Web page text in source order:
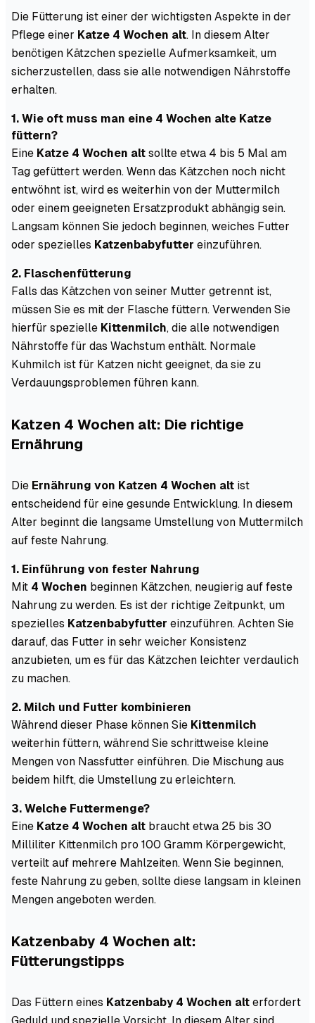
Die Fütterung ist einer der wichtigsten Aspekte in der
Pflege einer Katze 4 Wochen alt. In diesem Alter
benötigen Kätzchen spezielle Aufmerksamkeit, um
sicherzustellen, dass sie alle notwendigen Nährstoffe
erhalten.
1. Wie oft muss man eine 4 Wochen alte Katze
füttern?
Eine Katze 4 Wochen alt sollte etwa 4 bis 5 Mal am
Tag gefüttert werden. Wenn das Kätzchen noch nicht
entwöhnt ist, wird es weiterhin von der Muttermilch
oder einem geeigneten Ersatzprodukt abhängig sein.
Langsam können Sie jedoch beginnen, weiches Futter
oder spezielles Katzenbabyfutter einzuführen.
2. Flaschenfütterung
Falls das Kätzchen von seiner Mutter getrennt ist,
müssen Sie es mit der Flasche füttern. Verwenden Sie
hierfür spezielle Kittenmilch, die alle notwendigen
Nährstoffe für das Wachstum enthält. Normale
Kuhmilch ist für Katzen nicht geeignet, da sie zu
Verdauungsproblemen führen kann.
Katzen 4 Wochen alt: Die richtige
Ernährung
Die Ernährung von Katzen 4 Wochen alt ist
entscheidend für eine gesunde Entwicklung. In diesem
Alter beginnt die langsame Umstellung von Muttermilch
auf feste Nahrung.
1. Einführung von fester Nahrung
Mit 4 Wochen beginnen Kätzchen, neugierig auf feste
Nahrung zu werden. Es ist der richtige Zeitpunkt, um
spezielles Katzenbabyfutter einzuführen. Achten Sie
darauf, das Futter in sehr weicher Konsistenz
anzubieten, um es für das Kätzchen leichter verdaulich
zu machen.
2. Milch und Futter kombinieren
Während dieser Phase können Sie Kittenmilch
weiterhin füttern, während Sie schrittweise kleine
Mengen von Nassfutter einführen. Die Mischung aus
beidem hilft, die Umstellung zu erleichtern.
3. Welche Futtermenge?
Eine Katze 4 Wochen alt braucht etwa 25 bis 30
Milliliter Kittenmilch pro 100 Gramm Körpergewicht,
verteilt auf mehrere Mahlzeiten. Wenn Sie beginnen,
feste Nahrung zu geben, sollte diese langsam in kleinen
Mengen angeboten werden.
Katzenbaby 4 Wochen alt:
Fütterungstipps
Das Füttern eines Katzenbaby 4 Wochen alt erfordert